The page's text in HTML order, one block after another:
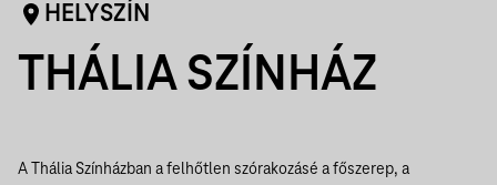
HELYSZÍN
THÁLIA SZÍNHÁZ
A Thália Színházban a felhőtlen szórakozásé a főszerep, a